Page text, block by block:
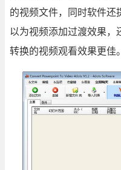
的视频文件，同时软件
以为视频添加过渡效果
转换的视频观看效果更佳。